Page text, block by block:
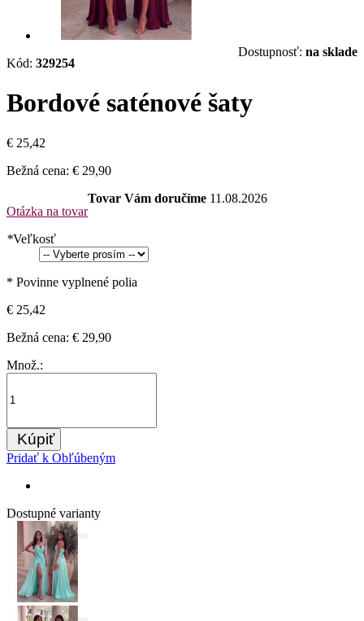
Kód: 329254
Dostupnosť: na sklade
Bordové saténové šaty
€ 25,42
Bežná cena: € 29,90
Otázka na tovar
Tovar Vám doručíme 11.08.2026
*Veľkosť
* Povinne vyplnené polia
€ 25,42
Bežná cena: € 29,90
Množ.:
Kúpiť
Pridať k Obľúbeným
Dostupné varianty